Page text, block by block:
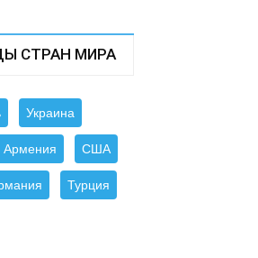
СТРАН МИРА
Украина
Армения США
Турция